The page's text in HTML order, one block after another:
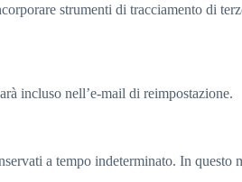
strumenti di tracciamento di
incluso nell’e-mail di reimpostazione.
a tempo indeterminato. In